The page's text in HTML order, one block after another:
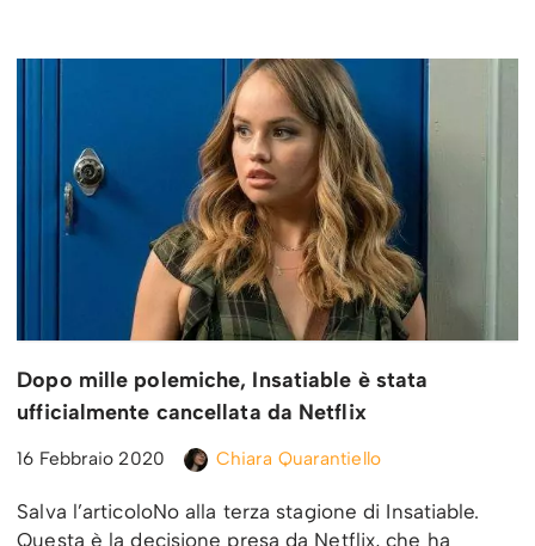
Dopo mille polemiche, Insatiable è stata
ufficialmente cancellata da Netflix
16 Febbraio 2020 Chiara Quarantiello
Salva l’articoloNo alla terza stagione di Insatiable.
Questa è la decisione presa da Netflix, che ha